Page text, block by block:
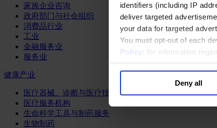
identifiers (including IP
deliver targeted
your data for targeted
You must opt-out of each
Policy; for information
Deny all
家族企业咨询
政府部门与社会组织
消费品行业
工业
金融服务业
服务业
健康产业
医疗器械、诊断与医疗技术
医疗服务机构
生命科学工具与制药服务
生物制药